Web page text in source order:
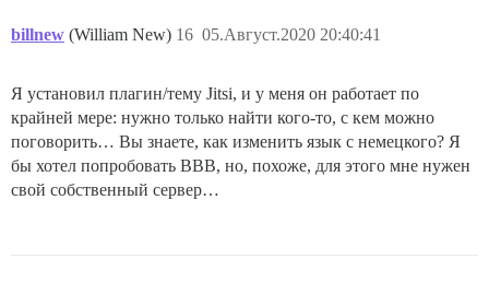
billnew (William New) 05.Август.2020 20:40:41
16
Я установил плагин/тему Jitsi, и у меня он работает по
крайней мере: нужно только найти кого-то, с кем можно
поговорить… Вы знаете, как изменить язык с немецкого? Я
бы хотел попробовать BBB, но, похоже, для этого мне нужен
свой собственный сервер…